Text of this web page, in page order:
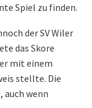
Spiel zu finden.
der SV Wiler
das Skore
mit einem
stellte. Die
auch wenn